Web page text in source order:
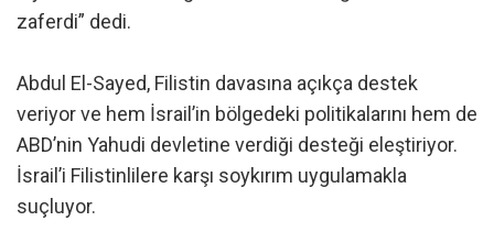
zaferdi” dedi.
Abdul El-Sayed, Filistin davasına açıkça destek
veriyor ve hem İsrail’in bölgedeki politikalarını hem de
ABD’nin Yahudi devletine verdiği desteği eleştiriyor.
İsrail’i Filistinlilere karşı soykırım uygulamakla
suçluyor.